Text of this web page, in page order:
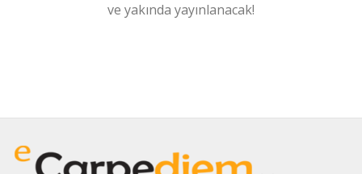
ve yakında yayınlanacak!